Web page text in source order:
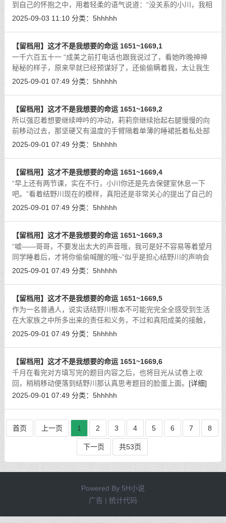
到自己的怀抱之中，用着轻柔的语气说道：“没关系的小川，我相
信不管是什么样的情况，你都能够做的最好的，因为你可是我最
2025-09-03 11:10 分类： 5hhhhh
【留档用】这才不是我想要的命运 1651~1669,1
一千六百五十一 “成美之前打电话也跟我说过了，看她昨晚神神
秘秘的样子，原来早就已经预谋好了，还偷偷瞒着我，太让我生
气了！”电话那一头，成美的姐姐真阳，此时也带着抱怨的语气对
2025-09-01 07:49 分类： 5hhhhh
【留档用】这才不是我想要的命运 1651~1669,2
所以强忍着想要继续呻吟的冲动，莉莉奈继续抬起右腿慢慢的向
前移动过去，那坚硬又有温度的手臂隔着单薄的睡裙抵着私处部
位，并且伴随着移动产生摩擦的刺激感，连带着都蹭到了上面的
2025-09-01 07:49 分类： 5hhhhh
【留档用】这才不是我想要的命运 1651~1669,4
“早上还有两节课，实在不行，小川你还是先去保健室休息一下
吧。”看着结野川现在的模样，真阳还是非常关心的提出了自己的
建议。[详细]
2025-09-01 07:49 分类： 5hhhhh
【留档用】这才不是我想要的命运 1651~1669,3
“嘘——哥哥，不要发出太大的声音哦，我可是好不容易等着望月
同学睡着后，才将你偷偷喊醒的哦~”似乎是担心结野川的声响会
将睦研吵醒，莉莉奈附在他的耳边继续轻声说道。
2025-09-01 07:49 分类： 5hhhhh
【留档用】这才不是我想要的命运 1651~1669,5
作为一名普通人，说实话结野川根本不可能完完全全感受到生活
在大家族之中所多出来的责任和义务，不过和真阳成美的接触，
和琼斯米歇尔的接触，和明日香的接触，以及和美贵子的接触，
2025-09-01 07:49 分类： 5hhhhh
【留档用】这才不是我想要的命运 1651~1669,6
千月在看完对方填写完的题目内容之后，也将目光从试卷上收
回，稍稍移动便落到结野川那认真思考题目的脸蛋上面。 [详细]
2025-09-01 07:49 分类： 5hhhhh
首页 上一页 1 2 3 4 5 6 7 8
下一页 共53页
Powered By 5H小说
广告 | 统计代码